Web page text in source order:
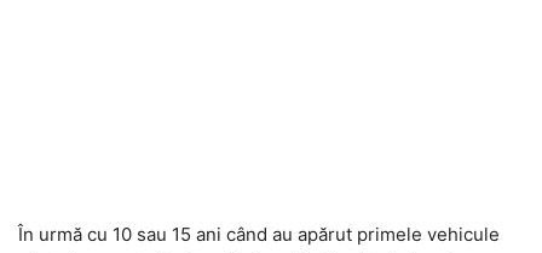
În urmă cu 10 sau 15 ani când au apărut primele vehicule